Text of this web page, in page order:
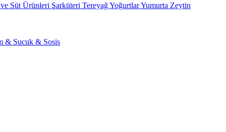
Süt Ürünleri Şarküteri TereyağYoğurtlarYumurta Zeytin
& Sucuk & Sosis